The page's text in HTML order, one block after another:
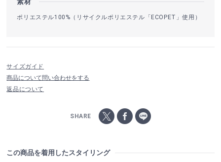
ポリエステル100%（リサイクルポリエステル「ECOPET」使用）
サイズガイド
商品について問い合わせをする
返品について
SHARE
この商品を着用したスタイリング